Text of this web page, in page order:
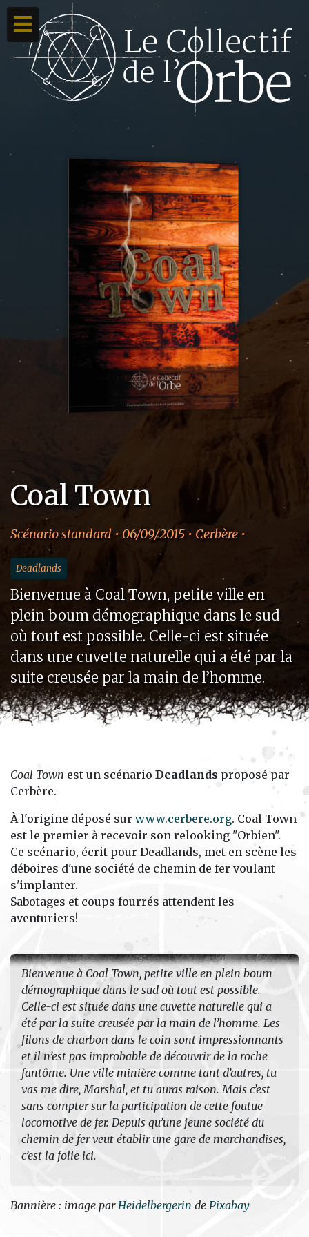
Accueil
Ton compte
Qui sommes nous ?
Contacte-nous
Coal Town
Scénario standard • 06/09/2015 • Cerbère •
Deadlands
Bienvenue à Coal Town, petite ville en
plein boum démographique dans le sud
où tout est possible. Celle-ci est située
dans une cuvette naturelle qui a été par la
suite creusée par la main de l’homme.
Coal Town est un scénario Deadlands proposé par
Cerbère.
À l'origine déposé sur www.cerbere.org. Coal Town
est le premier à recevoir son relooking "Orbien".
Ce scénario, écrit pour Deadlands, met en scène les
déboires d'une société de chemin de fer voulant
s'implanter.
Sabotages et coups fourrés attendent les
aventuriers!
Bienvenue à Coal Town, petite ville en plein boum
démographique dans le sud où tout est possible.
Celle-ci est située dans une cuvette naturelle qui a
été par la suite creusée par la main de l’homme. Les
filons de charbon dans le coin sont impressionnants
et il n’est pas improbable de découvrir de la roche
fantôme. Une ville minière comme tant d’autres, tu
vas me dire, Marshal, et tu auras raison. Mais c’est
sans compter sur la participation de cette foutue
locomotive de fer. Depuis qu’une jeune société du
chemin de fer veut établir une gare de marchandises,
c’est la folie ici.
Bannière : image par Heidelbergerin de Pixabay